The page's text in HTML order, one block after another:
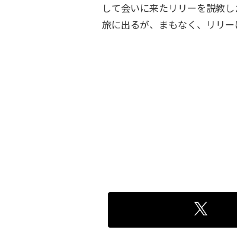
して会いに来たリリーを説教
旅に出るが、まもなく、リリ